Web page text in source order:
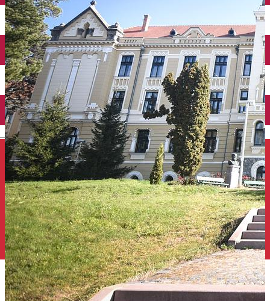
English
Închirieri auto
Închirieri de biciclete